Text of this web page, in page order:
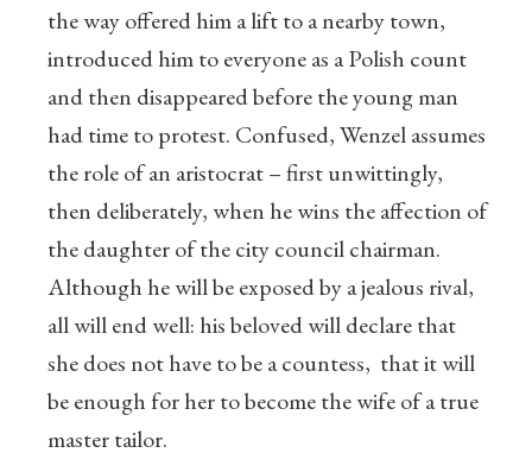
the way offered him a lift to a nearby town,
introduced him to everyone as a Polish count
and then disappeared before the young man
had time to protest. Confused, Wenzel assumes
the role of an aristocrat – first unwittingly,
then deliberately, when he wins the affection of
the daughter of the city council chairman.
Although he will be exposed by a jealous rival,
all will end well: his beloved will declare that
she does not have to be a countess, that it will
be enough for her to become the wife of a true
master tailor.